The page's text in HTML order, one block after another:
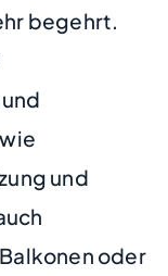
begehrt.
und
oder